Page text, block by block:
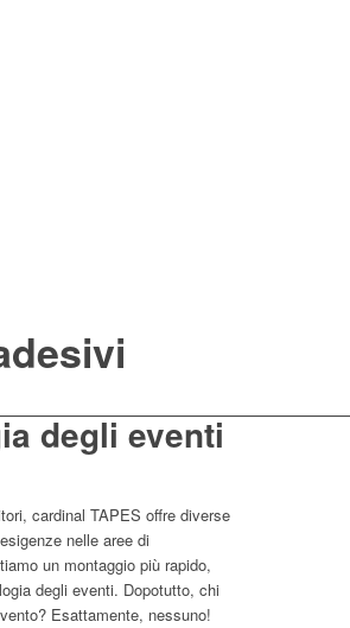
degli eventi
cardinal TAPES offre diverse
nelle aree di
un montaggio più rapido,
degli eventi. Dopotutto, chi
Esattamente, nessuno!